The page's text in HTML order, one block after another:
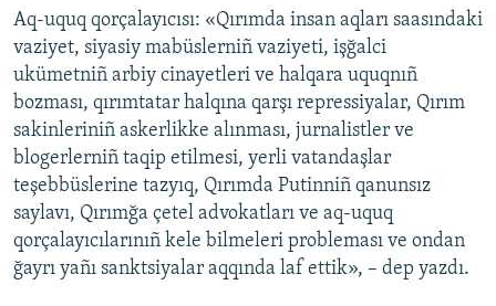
QOŞULIÑIZ!
RFE/RS bütün saytları
Aq-uquq qorçalayıcısı: «Qırımda insan aqları saasındaki
vaziyet, siyasiy mabüslerniñ vaziyeti, işğalci
ukümetniñ arbiy cinayetleri ve halqara uquqnıñ
bozması, qırımtatar halqına qarşı repressiyalar, Qırım
sakinleriniñ askerlikke alınması, jurnalistler ve
blogerlerniñ taqip etilmesi, yerli vatandaşlar
teşebbüslerine tazyıq, Qırımda Putinniñ qanunsız
saylavı, Qırımğa çetel advokatları ve aq-uquq
qorçalayıcılarınıñ kele bilmeleri probleması ve ondan
ğayrı yañı sanktsiyalar aqqında laf ettik», – dep yazdı.